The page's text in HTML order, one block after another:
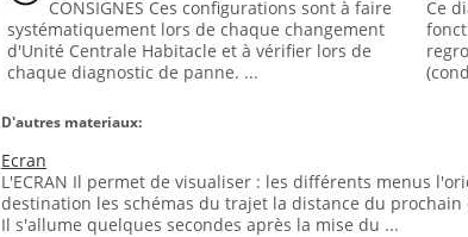
CONSIGNES Ces configurations sont à faire
systématiquement lors de chaque changement
d'Unité Centrale Habitacle et à vérifier lors de
chaque diagnostic de panne. ...
Ce
D'autres materiaux:
Ecran
L'ECRAN Il permet de visualiser : les différents menus
destination les schémas du trajet la distance du
Il s'allume quelques secondes après la mise du ...